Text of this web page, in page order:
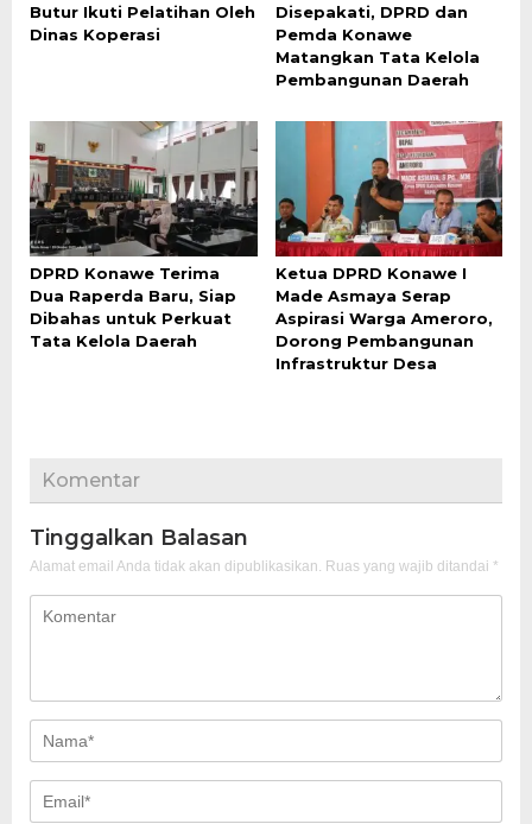
Butur Ikuti Pelatihan Oleh
Dinas Koperasi
Disepakati, DPRD dan
Pemda Konawe
Matangkan Tata Kelola
Pembangunan Daerah
DPRD Konawe Terima
Dua Raperda Baru, Siap
Dibahas untuk Perkuat
Tata Kelola Daerah
Ketua DPRD Konawe I
Made Asmaya Serap
Aspirasi Warga Ameroro,
Dorong Pembangunan
Infrastruktur Desa
Komentar
Tinggalkan Balasan
Alamat email Anda tidak akan dipublikasikan. Ruas yang wajib ditandai *